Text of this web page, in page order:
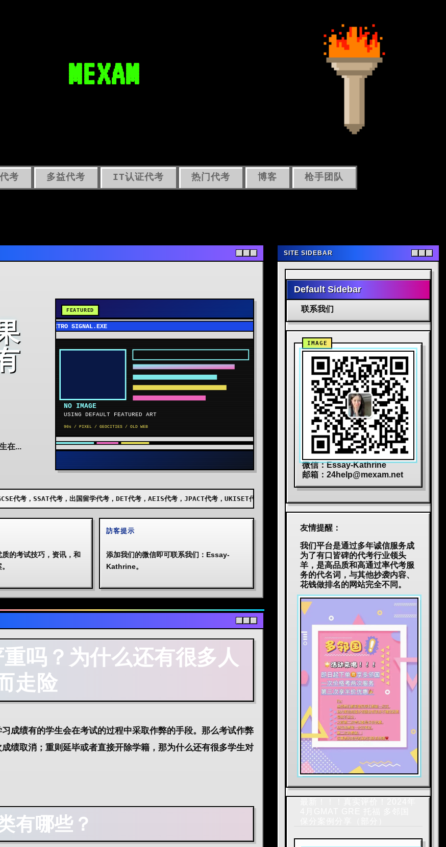
MEXAM
考 多益代考 IT认证代考 热门代考 博客 枪手团队
在...
考，出国留学代考，DET代考，AEIS代考，JPACT代考，UKISET代考，AEAS代考，BEC代考，JTEST代考，JLPT代考，TOPIK代考，小托福代
的考试技巧，资讯，和
訪客提示
添加我们的微信即可联系我们：Essay-
Kathrine。
重吗？为什么还有很多人
走险
成绩有的学生会在考试的过程中采取作弊的手段。那么考试作弊
绩取消；重则延毕或者直接开除学籍，那为什么还有很多学生对
有哪些？
SITE SIDEBAR
Default Sidebar
联系我们
微信：Essay-Kathrine
邮箱： 24help@mexam.net
友情提醒：
我们平台是通过多年诚信服务成
为了有口皆碑的代考行业领头
羊，是高品质和高通过率代考服
务的代名词，与其他抄袭内容、
花钱做排名的网站完全不同。